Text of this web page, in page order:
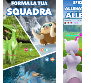
con 2 o più
E la cosa più
di
potenziale del tuo